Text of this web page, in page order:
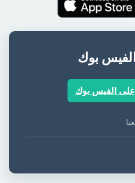
الفيس بوك
على الفيس بوك